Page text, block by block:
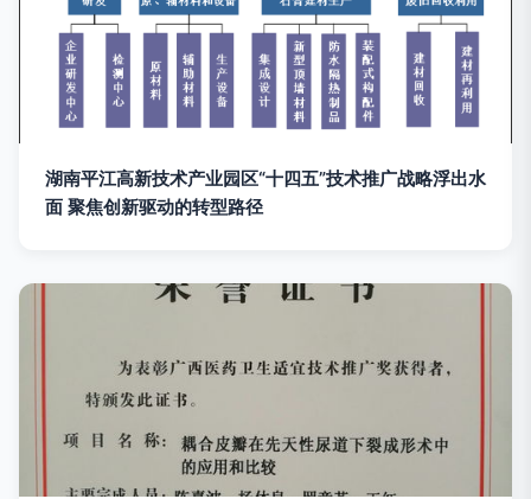
湖南平江高新技术产业园区“十四五”技术推广战略浮出水
面 聚焦创新驱动的转型路径